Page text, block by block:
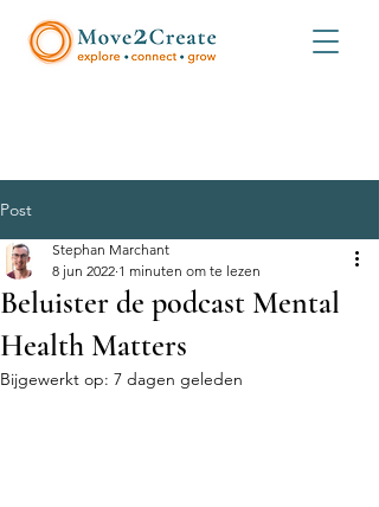
Post
Beluister de podcast Mental
Health Matters
Stephan Marchant
8 jun 2022 1 minuten om te lezen
Bijgewerkt op: 7 dagen geleden